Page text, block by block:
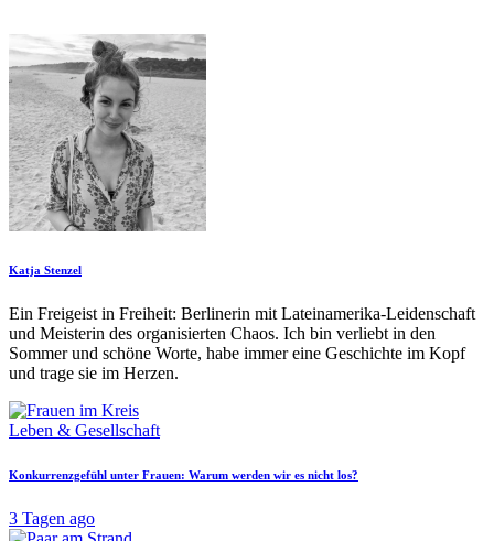
Katja Stenzel
Ein Freigeist in Freiheit: Berlinerin mit Lateinamerika-Leidenschaft
und Meisterin des organisierten Chaos. Ich bin verliebt in den
Sommer und schöne Worte, habe immer eine Geschichte im Kopf
und trage sie im Herzen.
Leben & Gesellschaft
Konkurrenzgefühl unter Frauen: Warum werden wir es nicht los?
3 Tagen ago